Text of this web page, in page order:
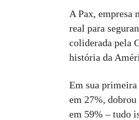
A Pax, empresa
real para
coliderada pela
história da
Em sua
em 27%,
em 59% – tudo